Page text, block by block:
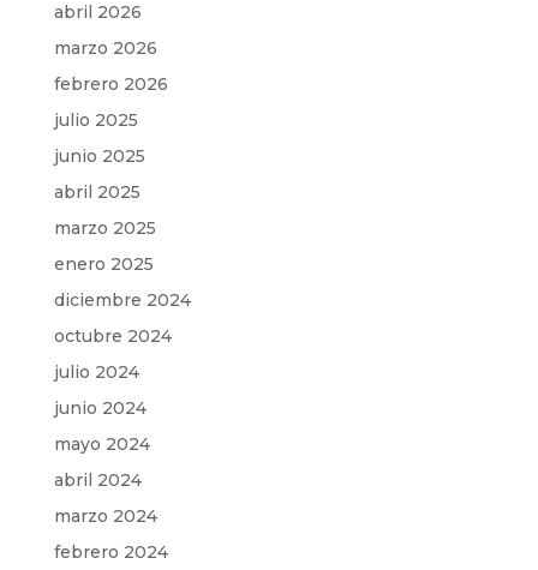
abril 2026
marzo 2026
febrero 2026
julio 2025
junio 2025
abril 2025
marzo 2025
enero 2025
diciembre 2024
octubre 2024
julio 2024
junio 2024
mayo 2024
abril 2024
marzo 2024
febrero 2024